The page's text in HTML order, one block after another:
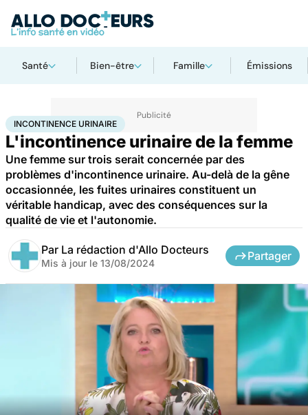
Santé Bien-être Famille Émissions
AccueilSantéMaladiesIncontinence urinaire
INCONTINENCE URINAIRE
L'incontinence urinaire de la femme
Une femme sur trois serait concernée par des
problèmes d'incontinence urinaire. Au-delà de la gêne
occasionnée, les fuites urinaires constituent un
véritable handicap, avec des conséquences sur la
qualité de vie et l'autonomie.
Par La rédaction d'Allo Docteurs
Mis à jour le 13/08/2024
Partager